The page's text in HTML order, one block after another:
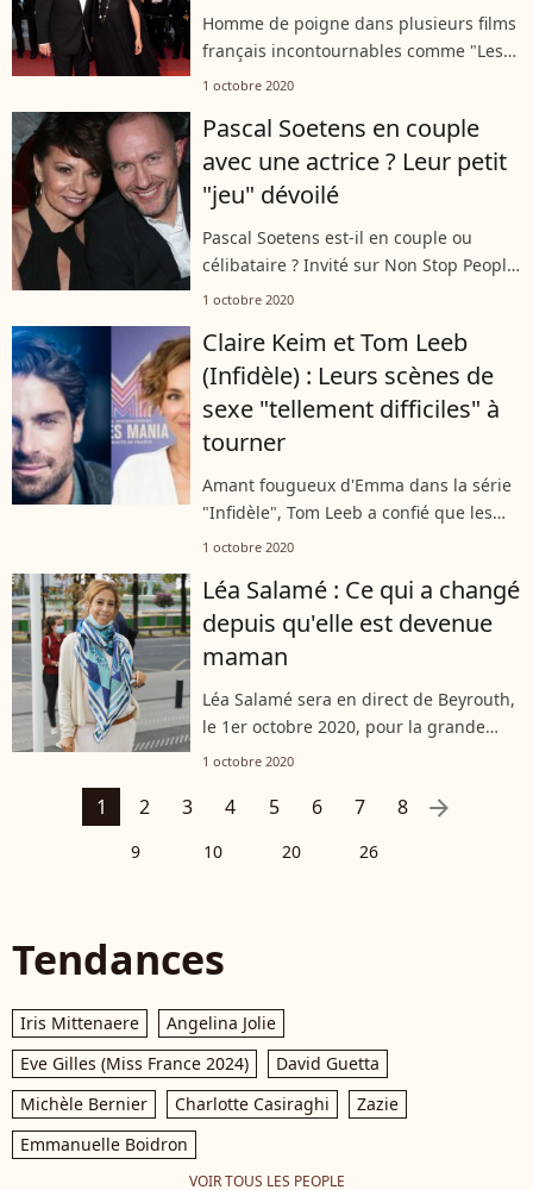
Homme de poigne dans plusieurs films
français incontournables comme "Les
Rivières pourpres", "Le Grand Bleu",
Reno reste cependant très discret...
1 octobre 2020
Pascal Soetens en couple
avec une actrice ? Leur petit
"jeu" dévoilé
Pascal Soetens est-il en couple ou
célibataire ? Invité sur Non Stop People,
il a levé le voile sur sa situation
Attention, révélations !
1 octobre 2020
Claire Keim et Tom Leeb
(Infidèle) : Leurs scènes de
sexe "tellement difficiles" à
tourner
Amant fougueux d'Emma dans la série
"Infidèle", Tom Leeb a confié que les
scènes de sexe avec Claire Keim
Sincère (et très galant), l'homme
dévoile...
1 octobre 2020
Léa Salamé : Ce qui a changé
depuis qu'elle est devenue
maman
Léa Salamé sera en direct de Beyrouth,
le 1er octobre 2020, pour la grande
soirée caritative organisée en faveur du
dévastatrice du port de la capitale....
1 octobre 2020
1 2 3 4 5 6 7 8
9 10 20 26
arrow_right
Tendances
Iris Mittenaere
Angelina Jolie
Eve Gilles (Miss France 2024)
David Guetta
Michèle Bernier
Charlotte Casiraghi
Zazie
Emmanuelle Boidron
VOIR TOUS LES PEOPLE